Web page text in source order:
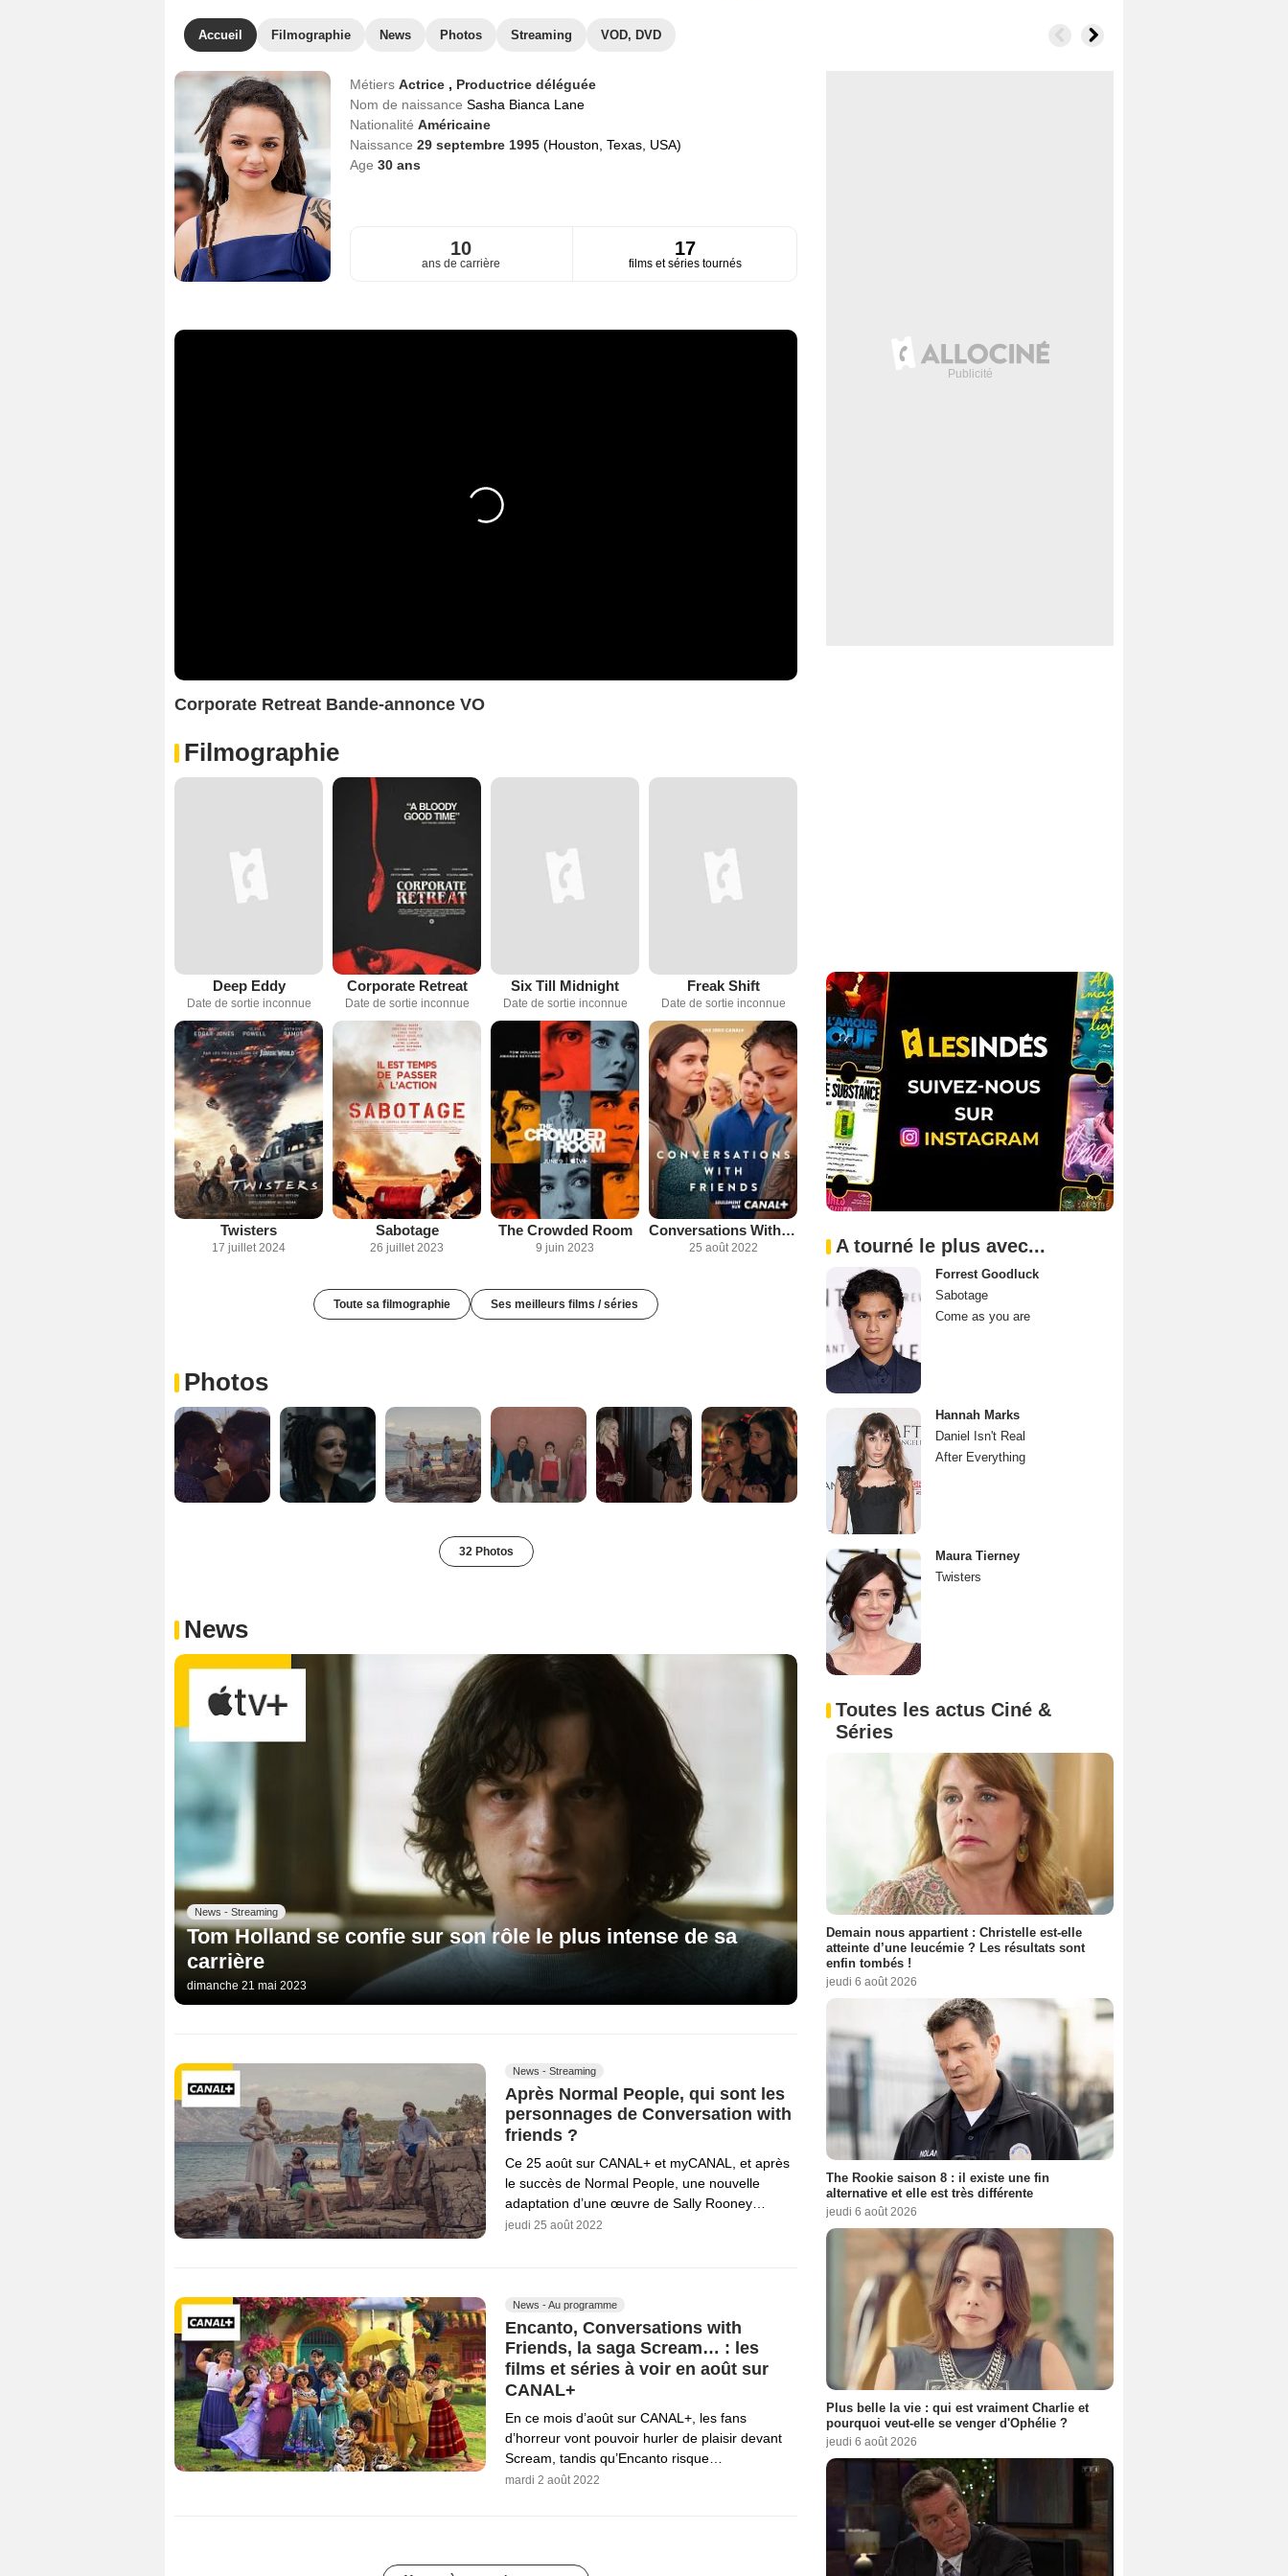
Accueil Filmographie News Photos Streaming VOD, DVD
Métiers Actrice , Productrice déléguée
Nom de naissance Sasha Bianca Lane
Nationalité Américaine
Naissance 29 septembre 1995 (Houston, Texas, USA)
Age 30ans
10
ans de carrière
17
films et séries tournés
Corporate Retreat Bande-annonce VO
Filmographie
Deep Eddy
Date de sortie inconnue
Corporate Retreat
Date de sortie inconnue
Six Till Midnight
Date de sortie inconnue
Freak Shift
Date de sortie inconnue
Twisters
17 juillet 2024
Sabotage
26 juillet 2023
The Crowded Room
9 juin 2023
Conversations With Friends
25 août 2022
Toute sa filmographie Ses meilleurs films / séries
Photos
32 Photos
News
News - Streaming
Tom Holland se confie sur son rôle le plus intense de sa
carrière
dimanche 21 mai 2023
News - Streaming
Après Normal People, qui sont les
personnages de Conversation with
friends ?
Ce 25 août sur CANAL+ et myCANAL, et après
le succès de Normal People, une nouvelle
adaptation d’une œuvre de Sally Rooney…
jeudi 25 août 2022
News - Au programme
Encanto, Conversations with
Friends, la saga Scream… : les
films et séries à voir en août sur
CANAL+
En ce mois d’août sur CANAL+, les fans
d’horreur vont pouvoir hurler de plaisir devant
Scream, tandis qu’Encanto risque…
mardi 2 août 2022
A tourné le plus avec...
Forrest Goodluck
Sabotage
Come as you are
Hannah Marks
Daniel Isn't Real
After Everything
Maura Tierney
Twisters
Toutes les actus Ciné &
Séries
Demain nous appartient : Christelle est-elle
atteinte d’une leucémie ? Les résultats sont
enfin tombés !
jeudi 6 août 2026
The Rookie saison 8 : il existe une fin
alternative et elle est très différente
jeudi 6 août 2026
Plus belle la vie : qui est vraiment Charlie et
pourquoi veut-elle se venger d'Ophélie ?
jeudi 6 août 2026